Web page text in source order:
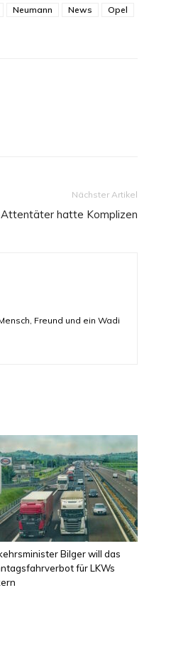
Neumann News
Opel
Nächster Artikel
hatte Komplizen
Freund und ein Wadi
Bilger will das
für LKWs